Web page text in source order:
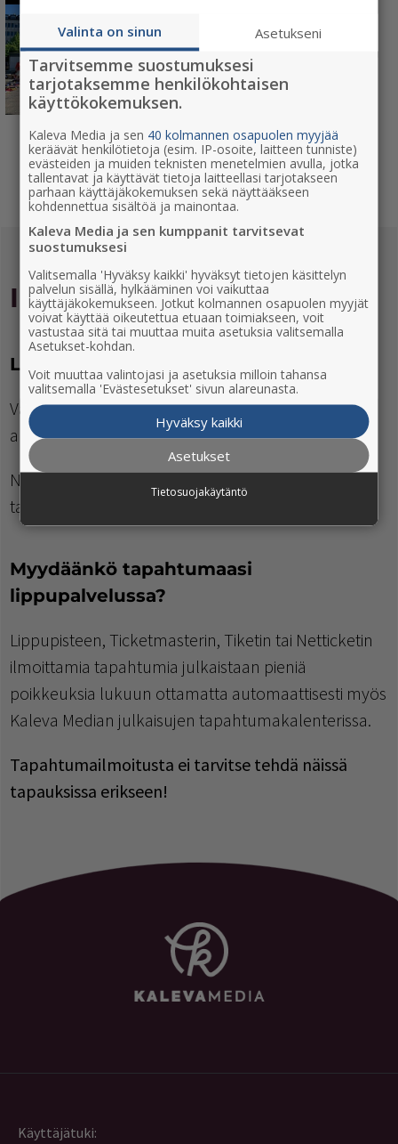
Vaasan kauppatori, 65100 Vaasa
su 9.8.2026 klo 06:00
Ilmainen
NÄYTÄ LISÄÄ
Ilmoittaja
Lisää tapahtumasi näkyvyyttä
Varmista, että ilmoituksesi on näkyvästi esillä
alueellasi uutispalvelussamme.
Näkyvyyttä voi ostaa Kaleva Median
tapahtumakalentereissa luotuihin tapahtumiin.
Myydäänkö tapahtumaasi
lippupalvelussa?
Lippupisteen, Ticketmasterin, Tiketin tai Netticketin
ilmoittamia tapahtumia julkaistaan pieniä
poikkeuksia lukuun ottamatta automaattisesti myös
Kaleva Median julkaisujen tapahtumakalenterissa.
Tapahtumailmoitusta ei tarvitse tehdä näissä
tapauksissa erikseen!
Käyttäjätuki:
Valinta on sinun Asetukseni
Tarvitsemme suostumuksesi
tarjotaksemme henkilökohtaisen
käyttökokemuksen.
Kaleva Media ja sen 40 kolmannen osapuolen myyjää
keräävät henkilötietoja (esim. IP-osoite, laitteen tunniste)
evästeiden ja muiden teknisten menetelmien avulla, jotka
tallentavat ja käyttävät tietoja laitteellasi tarjotakseen
parhaan käyttäjäkokemuksen sekä näyttääkseen
kohdennettua sisältöä ja mainontaa.
Kaleva Media ja sen kumppanit tarvitsevat
suostumuksesi
Valitsemalla 'Hyväksy kaikki' hyväksyt tietojen käsittelyn
palvelun sisällä, hylkääminen voi vaikuttaa
käyttäjäkokemukseen. Jotkut kolmannen osapuolen myyjät
voivat käyttää oikeutettua etuaan toimiakseen, voit
vastustaa sitä tai muuttaa muita asetuksia valitsemalla
Asetukset-kohdan.
Voit muuttaa valintojasi ja asetuksia milloin tahansa
valitsemalla 'Evästesetukset' sivun alareunasta.
Hyväksy kaikki
Asetukset
Tietosuojakäytäntö